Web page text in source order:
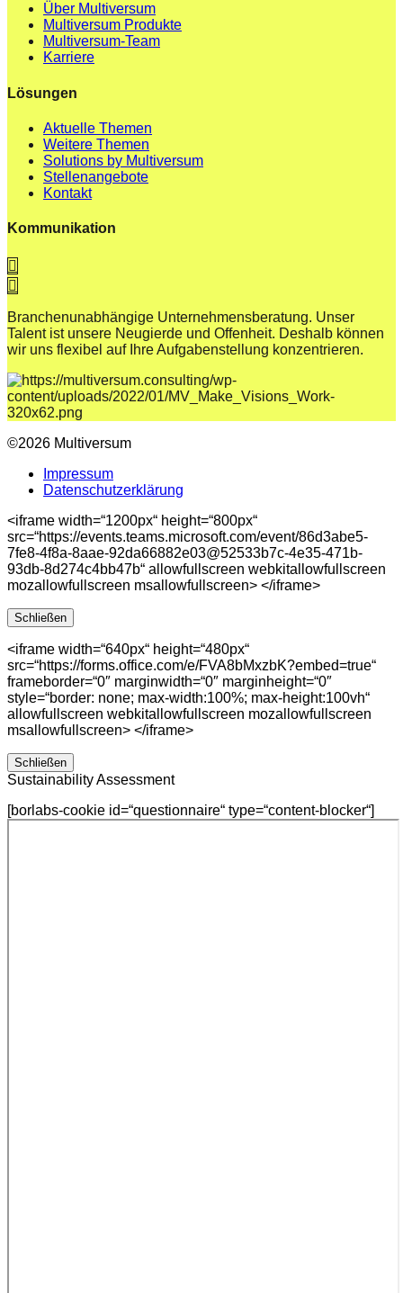
Über Multiversum
Multiversum Produkte
Multiversum-Team
Karriere
Lösungen
Aktuelle Themen
Weitere Themen
Solutions by Multiversum
Stellenangebote
Kontakt
Kommunikation
Branchenunabhängige Unternehmensberatung. Unser
Talent ist unsere Neugierde und Offenheit. Deshalb können
wir uns flexibel auf Ihre Aufgabenstellung konzentrieren.
©2026 Multiversum
Impressum
Datenschutzerklärung
<iframe width=“1200px“ height=“800px“
src=“https://events.teams.microsoft.com/event/86d3abe5-
7fe8-4f8a-8aae-92da66882e03@52533b7c-4e35-471b-
93db-8d274c4bb47b“ allowfullscreen webkitallowfullscreen
mozallowfullscreen msallowfullscreen> </iframe>
Schließen
<iframe width=“640px“ height=“480px“
src=“https://forms.office.com/e/FVA8bMxzbK?embed=true“
frameborder=“0″ marginwidth=“0″ marginheight=“0″
style=“border: none; max-width:100%; max-height:100vh“
allowfullscreen webkitallowfullscreen mozallowfullscreen
msallowfullscreen> </iframe>
Schließen
Sustainability Assessment
[borlabs-cookie id=“questionnaire“ type=“content-blocker“]